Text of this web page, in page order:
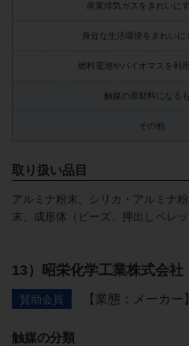
産業排気ガスをきれいに
身近な生活環境をきれいに
燃料電池やバイオマスを利
触媒の原材料になる
その他
取り扱い品目
アルミナ粉末、シリカ・アルミナ
末、成形体（ビーズ、押出しペレッ
昭栄化学工業株式会社
賛助会員 【業態：メーカー】
触媒の分類